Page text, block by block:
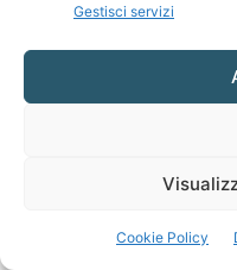
Gestisci servizi
Cookie Policy
Coelum non è
Scegli
inizia a leggere!